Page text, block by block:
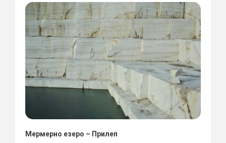
Мермерно езеро – Прилеп